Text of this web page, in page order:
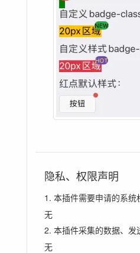
隐私、权限声明
1. 本插件需要申请的系统
无
2. 本插件采集的数据、
无